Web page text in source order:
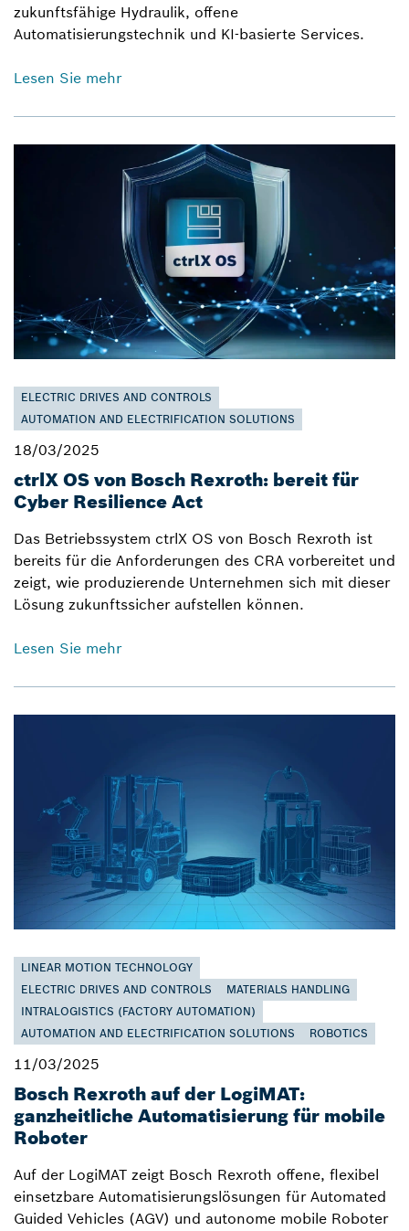
zukunftsfähige Hydraulik, offene
Automatisierungstechnik und KI-basierte Services.
Lesen Sie mehr
ELECTRIC DRIVES AND CONTROLS
AUTOMATION AND ELECTRIFICATION SOLUTIONS
18/03/2025
ctrlX OS von Bosch Rexroth: bereit für
Cyber Resilience Act
Das Betriebssystem ctrlX OS von Bosch Rexroth ist
bereits für die Anforderungen des CRA vorbereitet und
zeigt, wie produzierende Unternehmen sich mit dieser
Lösung zukunftssicher aufstellen können.
Lesen Sie mehr
LINEAR MOTION TECHNOLOGY
ELECTRIC DRIVES AND CONTROLS
MATERIALS HANDLING
INTRALOGISTICS (FACTORY AUTOMATION)
AUTOMATION AND ELECTRIFICATION SOLUTIONS
ROBOTICS
11/03/2025
Bosch Rexroth auf der LogiMAT:
ganzheitliche Automatisierung für mobile
Roboter
Auf der LogiMAT zeigt Bosch Rexroth offene, flexibel
einsetzbare Automatisierungslösungen für Automated
Guided Vehicles (AGV) und autonome mobile Roboter